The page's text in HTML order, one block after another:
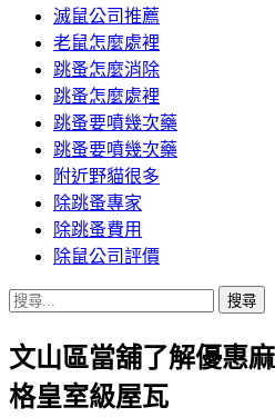
滅鼠公司推薦
老鼠怎麼處裡
跳蚤怎麼消除
跳蚤怎麼處裡
跳蚤要噴幾次藥
跳蚤要噴幾次藥
附近野貓很多
除跳蚤專家
除跳蚤費用
除鼠公司評價
搜
關
鍵
字:
文山區當舖了解優惠
格皇室級屋瓦